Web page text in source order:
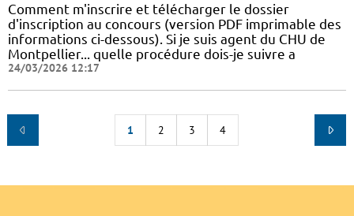
Comment m'inscrire et télécharger le dossier
d'inscription au concours (version PDF imprimable des
informations ci-dessous). Si je suis agent du CHU de
Montpellier... quelle procédure dois-je suivre a
24/03/2026 12:17
1 2 3 4